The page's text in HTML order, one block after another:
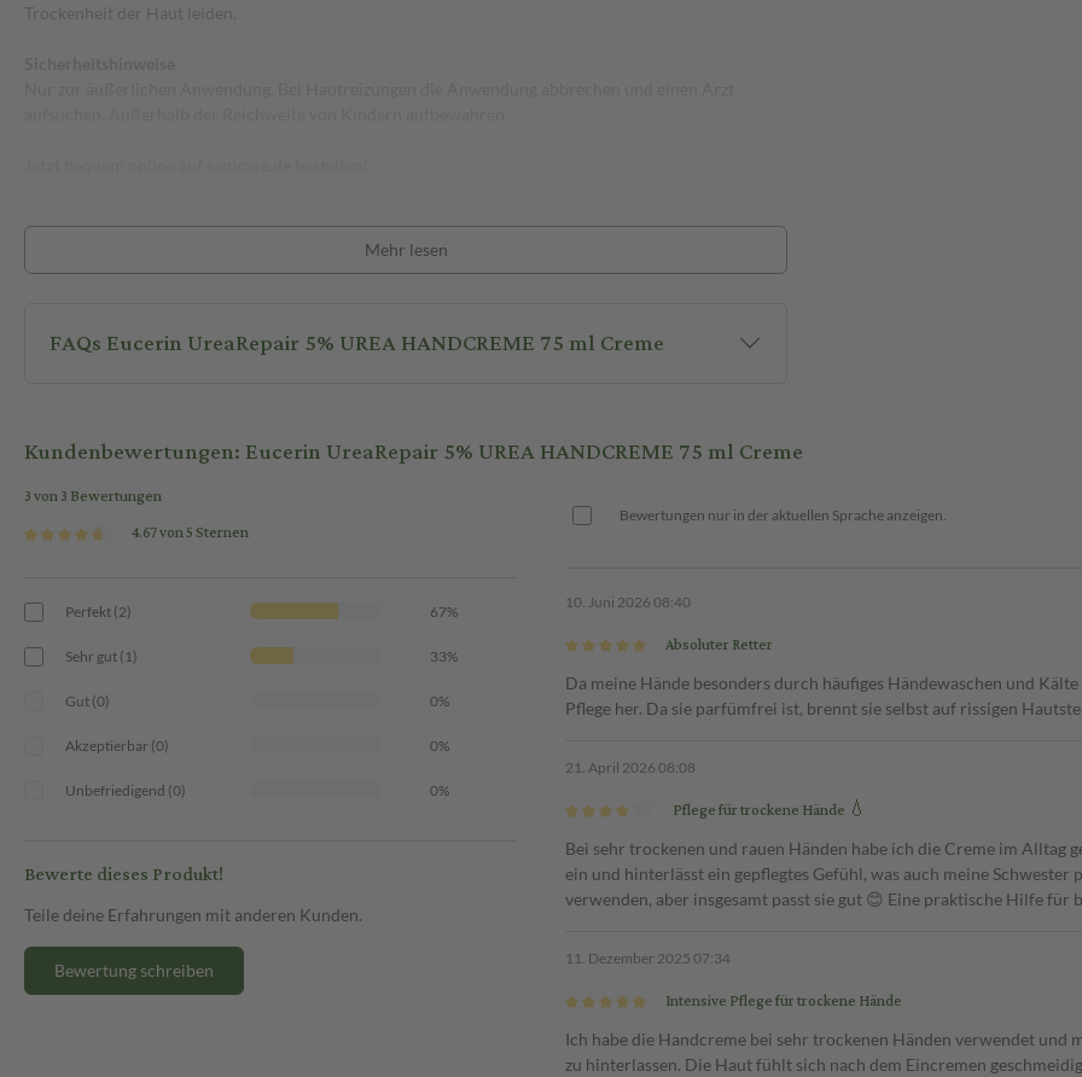
Trockenheit der Haut leiden.
Mehr lesen
FAQs Eucerin UreaRepair 5% UREA HANDCREME 75 ml Creme
Kundenbewertungen: Eucerin UreaRepair 5% UREA HANDCREME 75 ml Creme
3 von 3 Bewertungen
4.67 von 5 Sternen
Perfekt (2) 67%
Sehr gut (1) 33%
Gut (0) 0%
Akzeptierbar (0) 0%
Unbefriedigend (0) 0%
Bewerte dieses Produkt!
Teile deine Erfahrungen mit anderen Kunden.
Bewertung schreiben
Bewertungen nur in der aktuellen Sprache anzeigen.
10. Juni 2026 08:40
Absoluter Retter
Da meine Hände besonders durch häufiges Händewaschen und
Pflege her. Da sie parfümfrei ist, brennt sie selbst auf rissigen
21. April 2026 08:08
Pflege für trockene Hände 💧
Bei sehr trockenen und rauen Händen habe ich die Creme im Alltag
ein und hinterlässt ein gepflegtes Gefühl, was auch meine
verwenden, aber insgesamt passt sie gut 😊 Eine praktische Hilfe für
11. Dezember 2025 07:34
Intensive Pflege für trockene Hände
Ich habe die Handcreme bei sehr trockenen Händen verwendet und
zu hinterlassen. Die Haut fühlt sich nach dem Eincremen